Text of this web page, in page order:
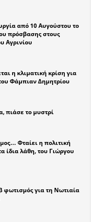
από 10 Αυγούστου το
πρόσβασης στους
Αγρινίου
η κλιματική κρίση για
Φάμπιαν Δημητρίου
πιάσε το μυστρί
Φταίει η πολιτική
ίδια λάθη, του Γιώργου
φωτισμός για τη Νωτιαία